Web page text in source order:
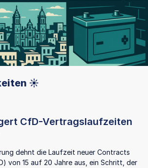
☀️
CfD-Vertragslaufzeiten
dehnt die Laufzeit neuer Contracts
von 15 auf 20 Jahre aus, ein Schritt, der